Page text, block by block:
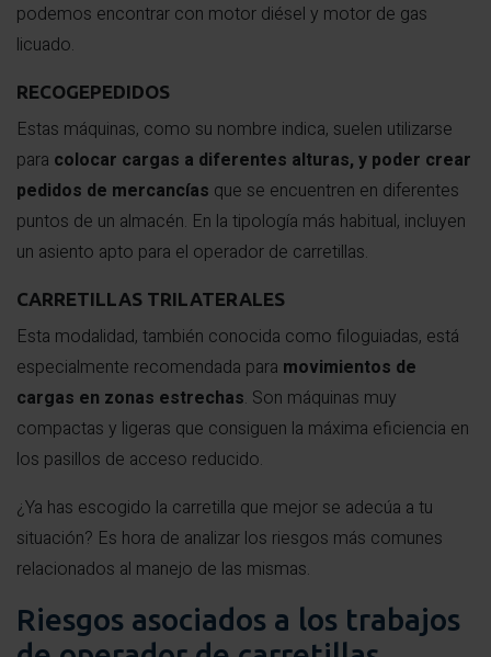
podemos encontrar con motor diésel y motor de gas
licuado.
RECOGEPEDIDOS
Estas máquinas, como su nombre indica, suelen utilizarse
para colocar cargas a diferentes alturas, y poder crear
pedidos de mercancías que se encuentren en diferentes
puntos de un almacén. En la tipología más habitual, incluyen
un asiento apto para el operador de carretillas.
CARRETILLAS TRILATERALES
Esta modalidad, también conocida como filoguiadas, está
especialmente recomendada para movimientos de
cargas en zonas estrechas. Son máquinas muy
compactas y ligeras que consiguen la máxima eficiencia en
los pasillos de acceso reducido.
¿Ya has escogido la carretilla que mejor se adecúa a tu
situación? Es hora de analizar los riesgos más comunes
relacionados al manejo de las mismas.
Riesgos asociados a los trabajos